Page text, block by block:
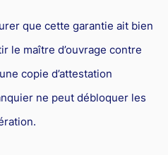
que cette garantie ait bien
le maître d’ouvrage contre
copie d’attestation
ne peut débloquer les